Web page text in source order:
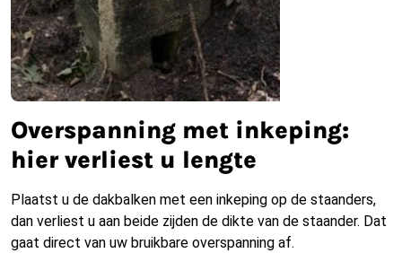
Overspanning met inkeping:
hier verliest u lengte
Plaatst u de dakbalken met een inkeping op de staanders,
dan verliest u aan beide zijden de dikte van de staander. Dat
gaat direct van uw bruikbare overspanning af.